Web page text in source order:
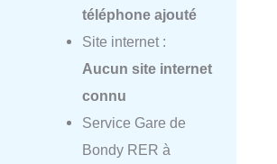
téléphone ajouté
Site internet :
Aucun site internet
connu
Service Gare de
Bondy RER à